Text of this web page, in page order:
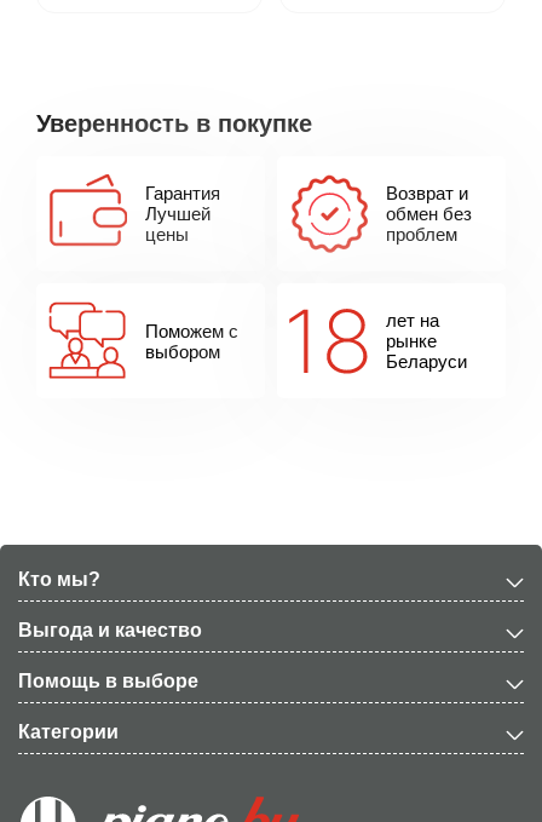
Уверенность в покупке
Гарантия
Лучшей
цены
Возврат и
обмен без
проблем
Поможем с
выбором
лет на
рынке
Беларуси
Кто мы?
Выгода и качество
Помощь в выборе
Категории